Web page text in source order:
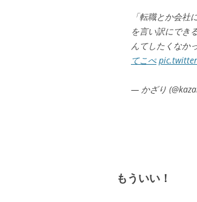
「転職とか会
を言い訳にでき
んてしたくなか
てこぺ
— かざり
もういい！